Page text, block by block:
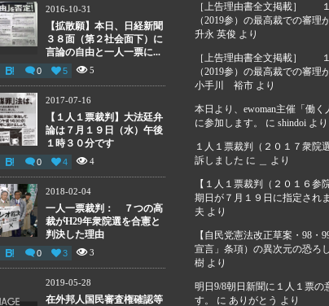
2016-10-31
【拡散願】本日、日経新聞
３８面（第２社会面下）に
言論の自由と一人一票に...
0 5 5
2017-07-16
【１人１票裁判】大法廷弁
論は７月１９日（水）午後
１時３０分です
0 4 4
2018-02-04
一人一票裁判： ７つの高
裁がH29年衆院選を合憲と
判決した理由
0 3 3
2019-05-28
在外邦人国民審査権確認等
［上告理由書全文掲載］
（2019参）の最高裁での審理
升永 英俊 より
［上告理由書全文掲載］
（2019参）の最高裁での審理
小手川 裕市 より
本日より、ewoman主催「働く
に参加します。
にshindoi より
１人１票裁判（２０１７衆院
訴しました に より
【１人１票裁判（２０１６参
期日が７月１９日に指定され
夫 より
【自民党憲法改正草案・98・
宣言」条項）の異次元の恐ろし
樹 より
明日9/8朝日新聞に１人１票の
す。
にありがとう より